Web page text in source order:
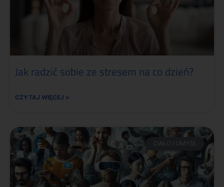
Jak radzić sobie ze stresem na co dzień?
CZYTAJ WIĘCEJ »
CIAŁO I UMYSŁ